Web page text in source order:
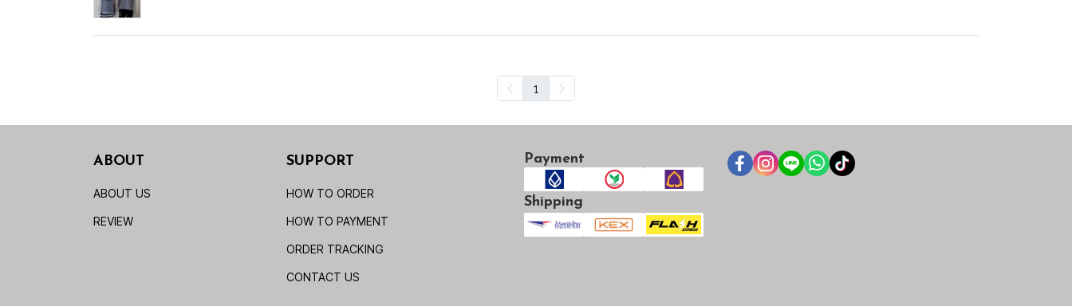
1
ABOUT
ABOUT US
REVIEW
SUPPORT
HOW TO ORDER
HOW TO PAYMENT
ORDER TRACKING
CONTACT US
Payment
Shipping